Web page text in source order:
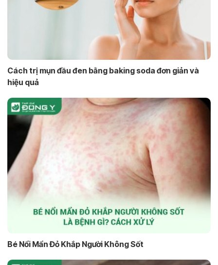
Cách trị mụn đầu đen bằng baking soda đơn giản và
hiệu quả
Bé Nổi Mẩn Đỏ Khắp Người Không Sốt